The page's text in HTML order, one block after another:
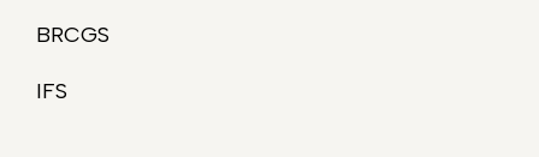
BRCGS
IFS